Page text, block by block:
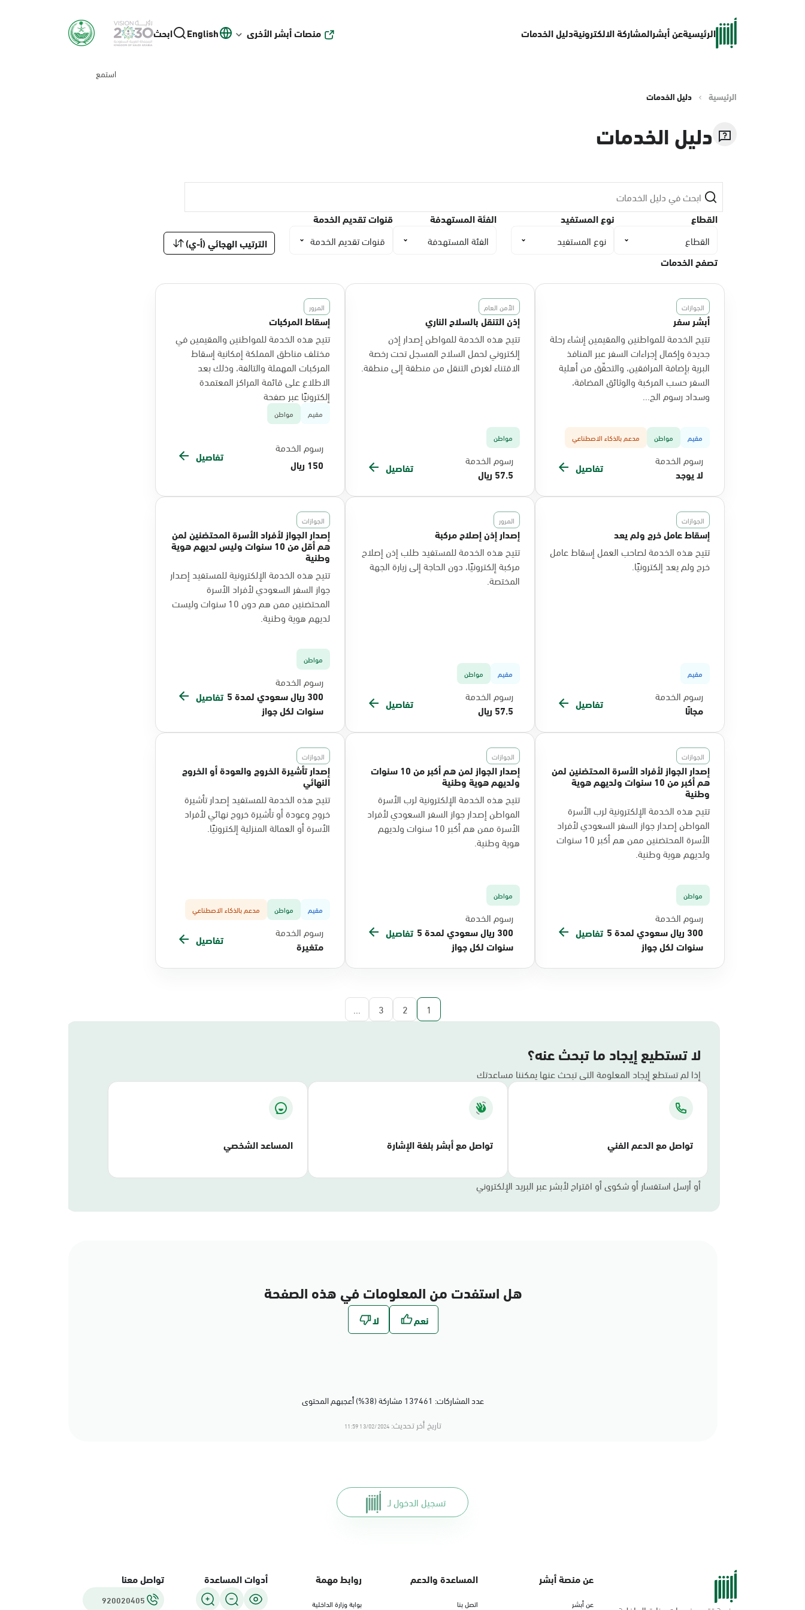
الرئيسيةعن أبشرالمشاركة الالكترونيةدليل الخدمات منصات أبشر الأخرى English ابحث
استمع
الرئيسية دليل الخدمات
دليل الخدمات
القطاع
القطاع
نوع المستفيد
نوع المستفيد
الفئة المستهدفة
الفئة المستهدفة
قنوات تقديم الخدمة
قنوات تقديم الخدمة
الترتيب الهجائي (أ-ي)
تصفح الخدمات
الجوازات
أبشر سفر
تتيح الخدمة للمواطنين والمقيمين إنشاء رحلة
جديدة وإكمال إجراءات السفر عبر المنافذ
البرية بإضافة المرافقين، والتحقّق من أهلية
السفر حسب المركبة والوثائق المضافة،
وسداد رسوم الج...
مقيم مواطن مدعم بالذكاء الاصطناعي
رسوم الخدمة
لا يوجد
تفاصيل
الأمن العام
إذن التنقل بالسلاح الناري
تتيح هذه الخدمة للمواطن إصدار إذن
إلكتروني لحمل السلاح المسجل تحت رخصة
الاقتناء لغرض التنقل من منطقة إلى منطقة.
مواطن
رسوم الخدمة
57.5 ريال
تفاصيل
المرور
إسقاط المركبات
تتيح هذه الخدمة للمواطنين والمقيمين في
مختلف مناطق المملكة إمكانية إسقاط
المركبات المهملة والتالفة، وذلك بعد
الاطلاع على قائمة المراكز المعتمدة
إلكترونيًا عبر صفحة
مقيم مواطن
رسوم الخدمة
150 ريال
تفاصيل
الجوازات
إسقاط عامل خرج ولم يعد
تتيح هذه الخدمة لصاحب العمل إسقاط عامل
خرج ولم يعد إلكترونيًا.
مقيم
رسوم الخدمة
مجانًا
تفاصيل
المرور
إصدار إذن إصلاح مركبة
تتيح هذه الخدمة للمستفيد طلب إذن إصلاح
مركبة إلكترونيًا، دون الحاجة إلى زيارة الجهة
المختصة.
مقيم مواطن
رسوم الخدمة
57.5 ريال
تفاصيل
الجوازات
إصدار الجواز لأفراد الأسرة المحتضنين لمن
هم أقل من 10 سنوات وليس لديهم هوية
وطنية
تتيح هذه الخدمة الإلكترونية للمستفيد إصدار
جواز السفر السعودي لأفراد الأسرة
المحتضنين ممن هم دون 10 سنوات وليست
لديهم هوية وطنية.
مواطن
رسوم الخدمة
300 ريال سعودي لمدة 5
سنوات لكل جواز
تفاصيل
الجوازات
إصدار الجواز لأفراد الأسرة المحتضنين لمن
هم أكبر من 10 سنوات ولديهم هوية
وطنية
تتيح هذه الخدمة الإلكترونية لرب الأسرة
المواطن إصدار جواز السفر السعودي لأفراد
الأسرة المحتضنين ممن هم أكبر 10 سنوات
ولديهم هوية وطنية.
مواطن
رسوم الخدمة
300 ريال سعودي لمدة 5
سنوات لكل جواز
تفاصيل
الجوازات
إصدار الجواز لمن هم أكبر من 10 سنوات
ولديهم هوية وطنية
تتيح هذه الخدمة الإلكترونية لرب الأسرة
المواطن إصدار جواز السفر السعودي لأفراد
الأسرة ممن هم أكبر 10 سنوات ولديهم
هوية وطنية.
مواطن
رسوم الخدمة
300 ريال سعودي لمدة 5
سنوات لكل جواز
تفاصيل
الجوازات
إصدار تأشيرة الخروج والعودة أو الخروج
النهائي
تتيح هذه الخدمة للمستفيد إصدار تأشيرة
خروج وعودة أو تأشيرة خروج نهائي لأفراد
الأسرة أو العمالة المنزلية إلكترونيًا.
مقيم مواطن مدعم بالذكاء الاصطناعي
رسوم الخدمة
متغيرة
تفاصيل
1
2
3
...
لا تستطيع إيجاد ما تبحث عنه؟
إذا لم تستطع إيجاد المعلومة التي تبحث عنها يمكننا مساعدتك
تواصل مع الدعم الفني تواصل مع أبشر بلغة الإشارة المساعد الشخصي
أو أرسل استفسار أو شكوى أو اقتراح لأبشر عبر البريد الإلكتروني
هل استفدت من المعلومات في هذه الصفحة
عدد المشاركات: 137461 مشاركة (38%) أعجبهم المحتوى
تاريخ أخر تحديث: 13/02/2024 11:59
تسجيل الدخول لـ
عن منصة أبشر
عن أبشر
المساعدة والدعم
اتصل بنا
روابط مهمة
بوابة وزارة الداخلية
أدوات المساعدة تواصل معنا
920020405